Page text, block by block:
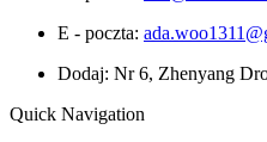
E - poczta:
Dodaj: Nr 6, Zhenyang
Quick Navigation